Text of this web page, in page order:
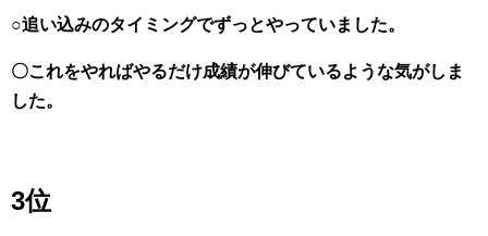
○追い込みのタイミングでずっとやっていました。
〇これをやればやるだけ成績が伸びているような気がしま
した。
3位